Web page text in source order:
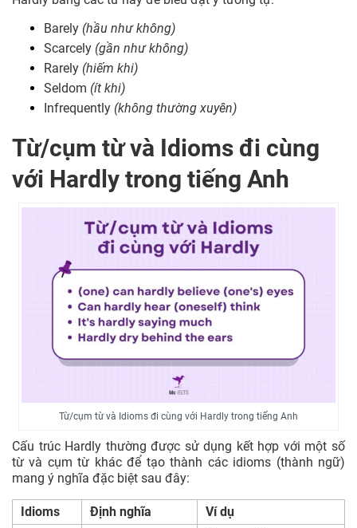
Barely (hầu như không)
Scarcely (gần như không)
Rarely (hiếm khi)
Seldom (ít khi)
Infrequently (không thường xuyên)
Từ/cụm từ và Idioms đi cùng
với Hardly trong tiếng Anh
Từ/cụm từ và Idioms đi cùng với Hardly trong tiếng Anh
Cấu trúc Hardly thường được sử dụng kết hợp với một số
từ và cụm từ khác để tạo thành các idioms (thành ngữ)
mang ý nghĩa đặc biệt sau đây:
Idioms Định nghĩa Ví dụ